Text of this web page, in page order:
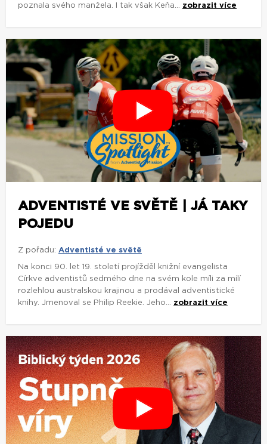
poznala svého manžela. I tak však Keňa... zobrazit více
ADVENTISTÉ VE SVĚTĚ | JÁ TAKY
POJEDU
Z pořadu: Adventisté ve světě
Na konci 90. let 19. století projížděl knižní evangelista
Církve adventistů sedmého dne na svém kole míli za mílí
rozlehlou australskou krajinou a prodával adventistické
knihy. Jmenoval se Philip Reekie. Jeho... zobrazit více